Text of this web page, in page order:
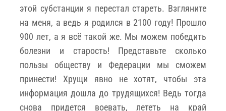
этой субстанции я перестал стареть. Взгляните
на меня, а ведь я родился в 2100 году! Прошло
900 лет, а я всё такой же. Мы можем победить
болезни и старость! Представьте сколько
пользы обществу и Федерации мы сможем
принести! Хрущи явно не хотят, чтобы эта
информация дошла до трудящихся! Ведь тогда
снова придется воевать, лететь на край